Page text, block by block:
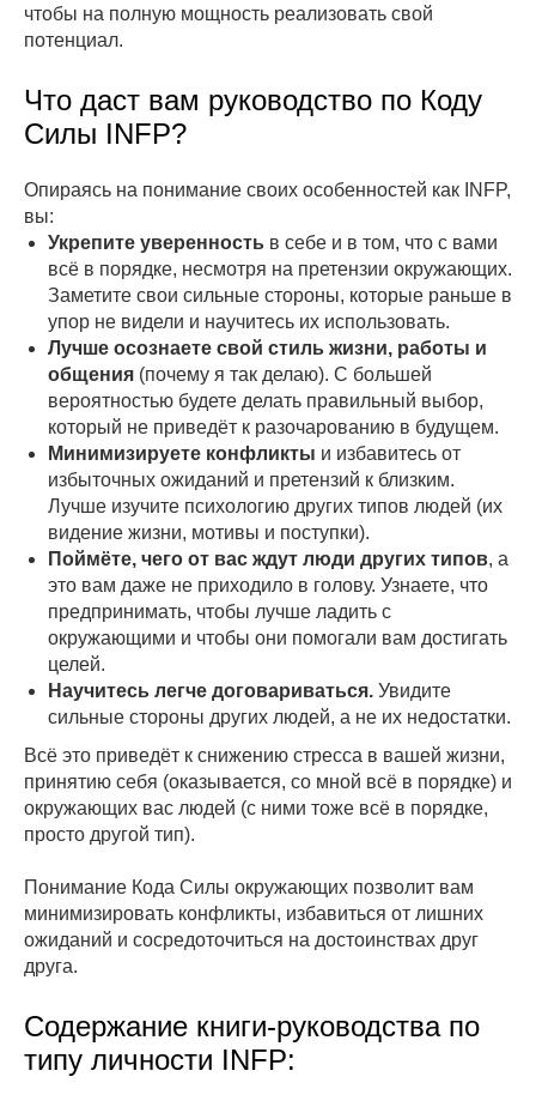
чтобы на полную мощность реализовать свой
потенциал.
Что даст вам руководство по Коду
Силы INFP?
Опираясь на понимание своих особенностей как INFP,
вы:
Укрепите уверенность в себе и в том, что с вами
всё в порядке, несмотря на претензии окружающих.
Заметите свои сильные стороны, которые раньше в
упор не видели и научитесь их использовать.
Лучше осознаете свой стиль жизни, работы и
общения (почему я так делаю). С большей
вероятностью будете делать правильный выбор,
который не приведёт к разочарованию в будущем.
Минимизируете конфликты и избавитесь от
избыточных ожиданий и претензий к близким.
Лучше изучите психологию других типов людей (их
видение жизни, мотивы и поступки).
Поймёте, чего от вас ждут люди других типов, а
это вам даже не приходило в голову. Узнаете, что
предпринимать, чтобы лучше ладить с
окружающими и чтобы они помогали вам достигать
целей.
Научитесь легче договариваться. Увидите
сильные стороны других людей, а не их недостатки.
Всё это приведёт к снижению стресса в вашей жизни,
принятию себя (оказывается, со мной всё в порядке) и
окружающих вас людей (с ними тоже всё в порядке,
просто другой тип).
Понимание Кода Силы окружающих позволит вам
минимизировать конфликты, избавиться от лишних
ожиданий и сосредоточиться на достоинствах друг
друга.
Содержание книги-руководства по
типу личности INFP: